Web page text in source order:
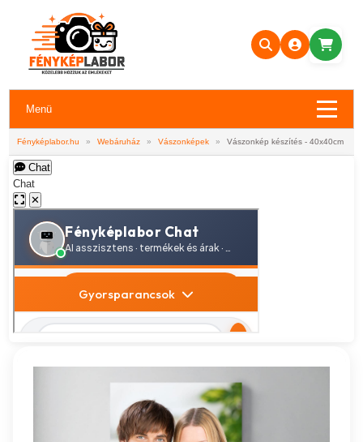
Menü
Fényképlabor.hu » Webáruház » Vászonképek » Vászonkép készítés - 40x40cm
Chat
Chat
✕